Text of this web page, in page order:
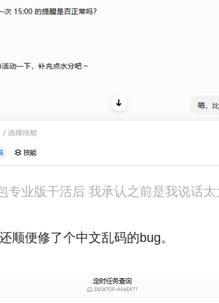
专业版干活后 我承认之前是我说话太
顺便修了个中文乱码的bug。